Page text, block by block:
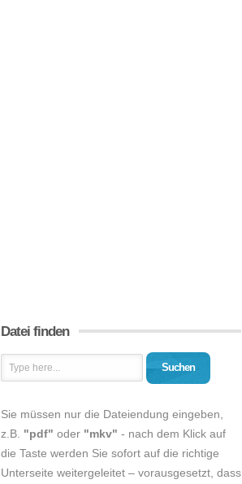
Datei finden
Suchen
Sie müssen nur die Dateiendung eingeben,
z.B. "pdf" oder "mkv" - nach dem Klick auf
die Taste werden Sie sofort auf die richtige
Unterseite weitergeleitet – vorausgesetzt, dass